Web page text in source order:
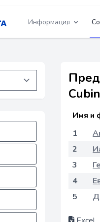
Информация
Имя и
1
2
3
4
5